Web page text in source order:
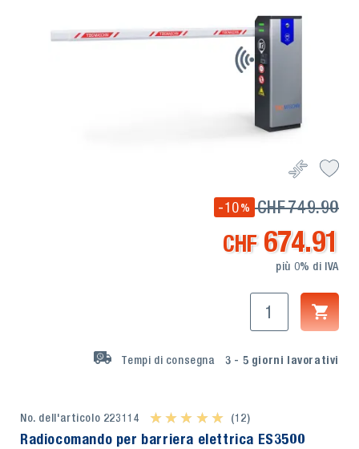
-10% 749.90
CHF
674.91
CHF
più 0% di IVA
Tempi di consegna 3 - 5 giorni lavorativi
No. dell'articolo 223114 ★ ★ ★ ★ ★
★ ★ ★ ★ ★ (12)
Radiocomando per barriera elettrica ES3500